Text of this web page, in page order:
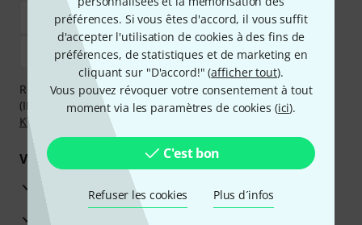
préférences. Si vous êtes d'accord, il vous suffit
d'accepter l'utilisation de cookies à des fins de
préférences, de statistiques et de marketing en
cliquant sur "D'accord!" (afficher tout).
Vous pouvez révoquer votre consentement à tout
moment via les paramètres de cookies (ici).
C'est bon
Refuser les cookies Plus d´infos
Réglez de manière sûre et sécurisée par Virement
(IBAN/BIC), PayPal, Amazon Pay,Klarna Payer Maintenant
Klarna Payer en 3 fois
Vos avantages
Ga­ran­tie Thomann 3 ans
Garantie 30 jours satisfait ou remboursé